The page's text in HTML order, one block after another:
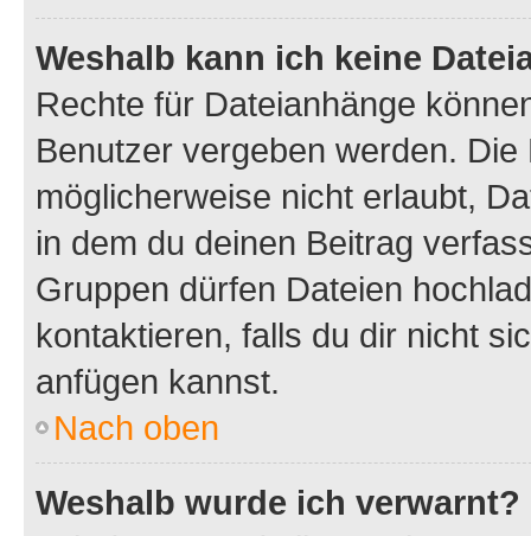
Weshalb kann ich keine
Rechte für Dateianhänge
Benutzer vergeben werden.
möglicherweise nicht erlaubt,
in dem du deinen Beitrag
Gruppen dürfen Dateien
kontaktieren, falls du dir nicht
anfügen kannst.
Nach oben
Weshalb wurde ich verwarnt?